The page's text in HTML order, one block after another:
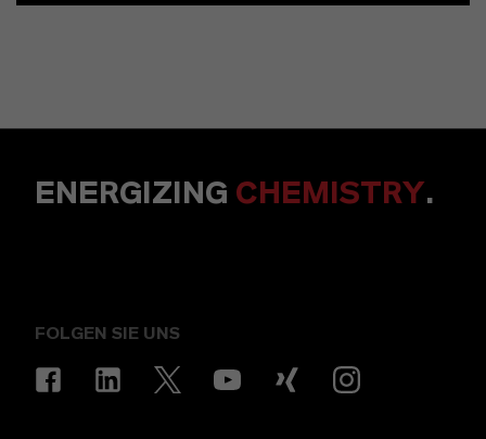
ENERGIZING CHEMISTRY.
FOLGEN SIE UNS